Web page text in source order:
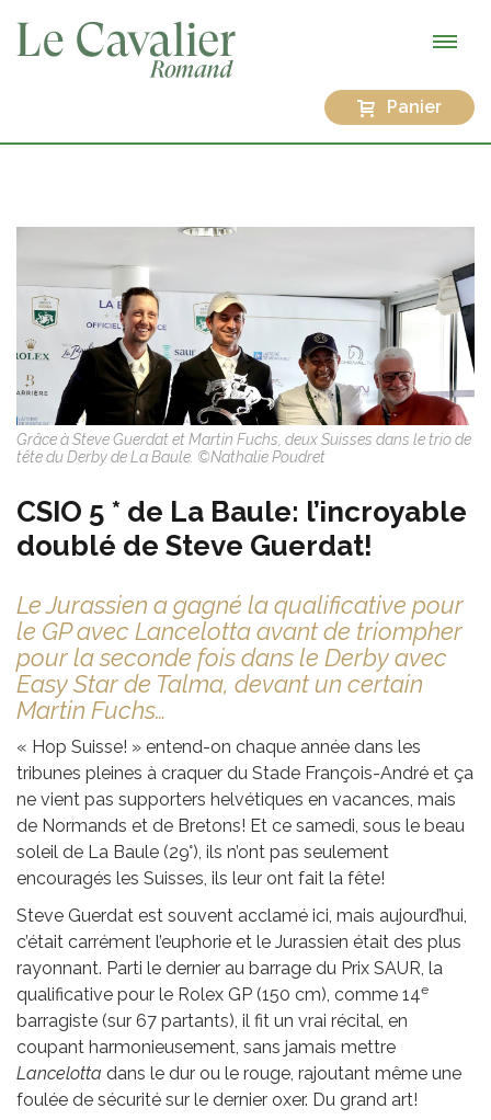
Panier
Grâce à Steve Guerdat et Martin Fuchs, deux Suisses dans le trio de
tête du Derby de La Baule. ©Nathalie Poudret
CSIO 5 * de La Baule: l’incroyable
doublé de Steve Guerdat!
Le Jurassien a gagné la qualificative pour
le GP avec Lancelotta avant de triompher
pour la seconde fois dans le Derby avec
Easy Star de Talma, devant un certain
Martin Fuchs…
« Hop Suisse! » entend-on chaque année dans les
tribunes pleines à craquer du Stade François-André et ça
ne vient pas supporters helvétiques en vacances, mais
de Normands et de Bretons! Et ce samedi, sous le beau
soleil de La Baule (29°), ils n’ont pas seulement
encouragés les Suisses, ils leur ont fait la fête!
Steve Guerdat est souvent acclamé ici, mais aujourd’hui,
c’était carrément l’euphorie et le Jurassien était des plus
rayonnant. Parti le dernier au barrage du Prix SAUR, la
qualificative pour le Rolex GP (150 cm), comme 14e
barragiste (sur 67 partants), il fit un vrai récital, en
coupant harmonieusement, sans jamais mettre
Lancelotta dans le dur ou le rouge, rajoutant même une
foulée de sécurité sur le dernier oxer. Du grand art!